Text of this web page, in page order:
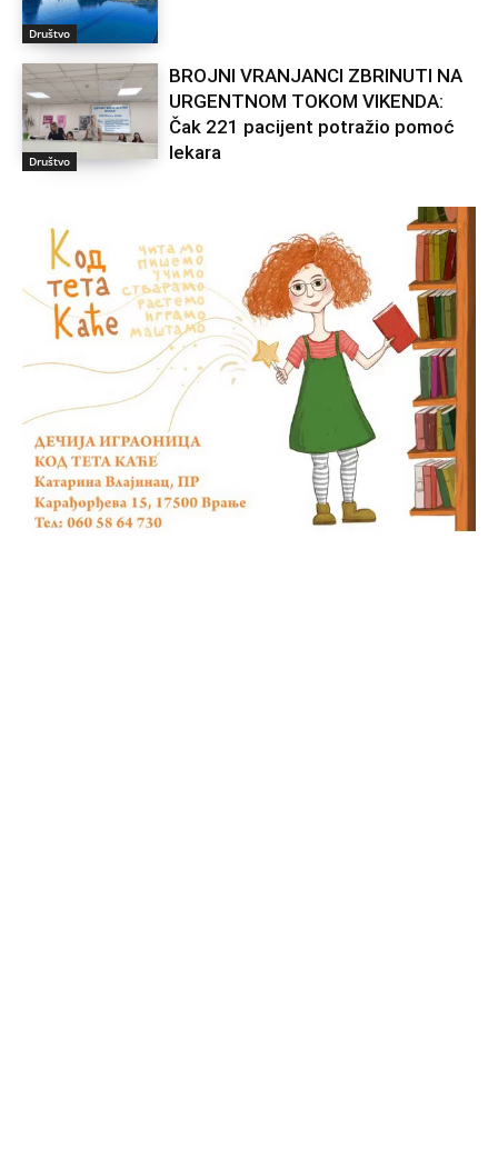
Društvo
Društvo
BROJNI VRANJANCI ZBRINUTI NA
URGENTNOM TOKOM VIKENDA:
Čak 221 pacijent potražio pomoć
lekara